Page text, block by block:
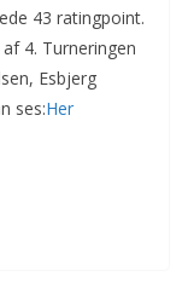
43 ratingpoint.
4. Turneringen
Esbjerg
ses:Her